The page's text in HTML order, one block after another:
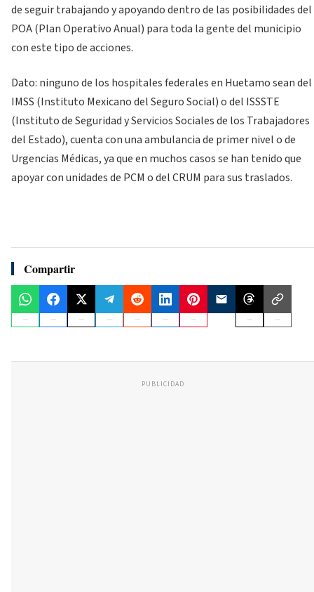
de seguir trabajando y apoyando dentro de las posibilidades del
POA (Plan Operativo Anual) para toda la gente del municipio
con este tipo de acciones.
Dato: ninguno de los hospitales federales en Huetamo sean del
IMSS (Instituto Mexicano del Seguro Social) o del ISSSTE
(Instituto de Seguridad y Servicios Sociales de los Trabajadores
del Estado), cuenta con una ambulancia de primer nivel o de
Urgencias Médicas, ya que en muchos casos se han tenido que
apoyar con unidades de PCM o del CRUM para sus traslados.
Compartir
PUBLICIDAD